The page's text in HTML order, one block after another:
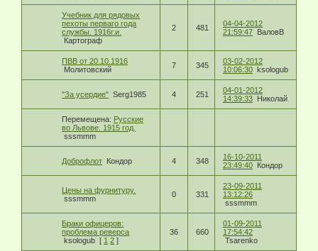
Учебник для рядовых
пехоты перваго года
службы. 1916г.и.
Картограф
2 481
04-04-2012
21:59:47 ВаловВ
ПВВ от 20.10.1916
Молитовский
7 345
03-02-2012
10:06:30 ksologub
"За усердие" Serg1985 4 251
04-01-2012
14:39:33 Николай
Перемещена: Русские
во Львове. 1915 год.
sssmmm
Доброфлот Кондор 4 348
16-10-2011
23:49:40 Кондор
Цены на фурнитуру.
sssmmm
0 331
23-09-2011
13:12:26
sssmmm
Браки офицеров:
проблема реверса
ksologub [ 1 2 ]
36 660
01-09-2011
17:54:42
Tsarenko